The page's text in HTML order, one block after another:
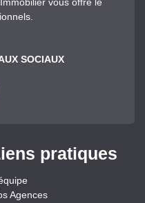
vous offre le
SOCIAUX
pratiques
Agences